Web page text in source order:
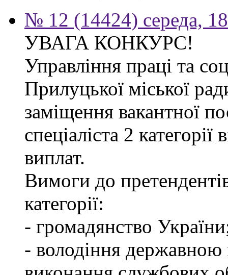
№ 12 (14424) середа,
УВАГА КОНКУРС!
Управління праці та
Прилуцької міської
заміщення вакантної
спеціаліста 2
виплат.
Вимоги до
категорії:
- громадянство
- володіння державною